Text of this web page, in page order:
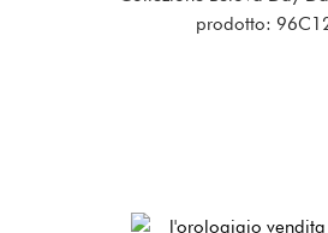
prodotto: